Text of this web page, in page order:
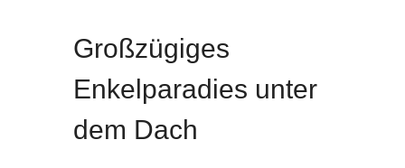
Großzügiges
Enkelparadies unter
dem Dach